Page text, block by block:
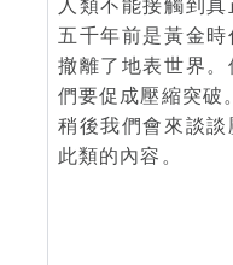
人類不能接觸到
五千年前是黃金
撤離了地表世界
們要促成壓縮突破。
稍後我們會來談談
此類的內容。